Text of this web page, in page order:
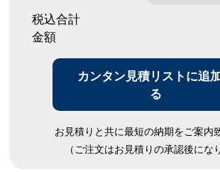
税込合計
金額
カンタン見積リストに追
る
お見積りと共に最短の納期をご案内
（ご注文はお見積りの承認後にな